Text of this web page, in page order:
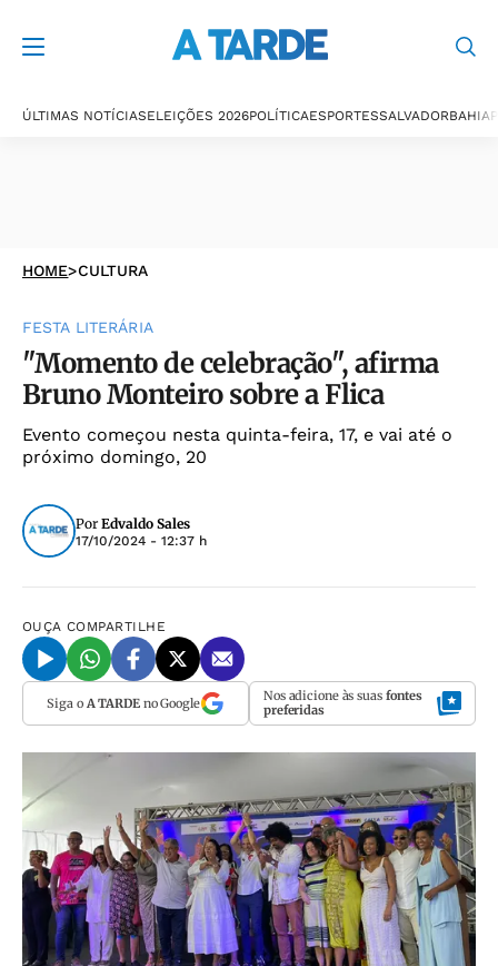
ÚLTIMAS NOTÍCIASELEIÇÕES 2026POLÍTICAESPORTESSALVADORBAHIA
HOME>CULTURA
FESTA LITERÁRIA
"Momento de celebração", afirma
Bruno Monteiro sobre a Flica
Evento começou nesta quinta-feira, 17, e vai até o
próximo domingo, 20
Por Edvaldo Sales
17/10/2024 - 12:37 h
OUÇA COMPARTILHE
Siga o A TARDEno Google Nos adicione às suas fontes
preferidas